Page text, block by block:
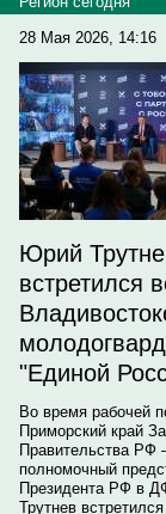
28 Мая 2026, 14:16
Юрий
встретился
"Единой
Во время рабочей
Приморский край
Правительства РФ
полномочный
Президента РФ в
Трутнев